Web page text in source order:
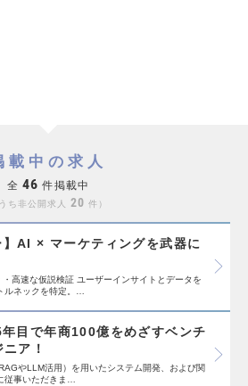
載中の求人
全 46 件掲載中
うち非公開求人 20 件
】AI × マーケティングを武器に
高速な仮説検証 ユーザーインサイトとデータを
ルネックを特定。…
年目で年商100億をめざすベンチ
ア！
やLLM活用）を用いたシステム開発、および関
従事いただきま…